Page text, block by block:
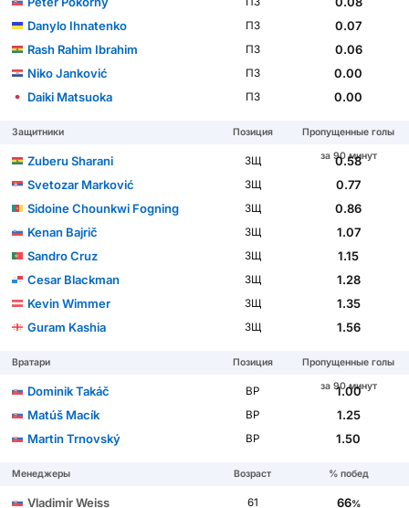
Danylo Ihnatenko
ПЗ
0.07
Rash Rahim Ibrahim
ПЗ
0.06
Niko Janković
ПЗ
0.00
Daiki Matsuoka
ПЗ 0.00
Защитники Позиция
Пропущенные голы
за 90 минут
Zuberu Sharani ЗЩ
0.58
Svetozar Marković
ЗЩ
0.77
Sidoine Chounkwi Fogning
ЗЩ
0.86
Kenan Bajrič
ЗЩ
1.07
Sandro Cruz
ЗЩ
1.15
Cesar Blackman
ЗЩ
1.28
Kevin Wimmer
ЗЩ
1.35
Guram Kashia
ЗЩ 1.56
Вратари Позиция
Пропущенные голы
за 90 минут
Dominik Takáč ВР
1.00
Matúš Macík
ВР
1.25
Martin Trnovský
ВР 1.50
Менеджеры Возраст % побед
Vladimir Weiss 61 66%